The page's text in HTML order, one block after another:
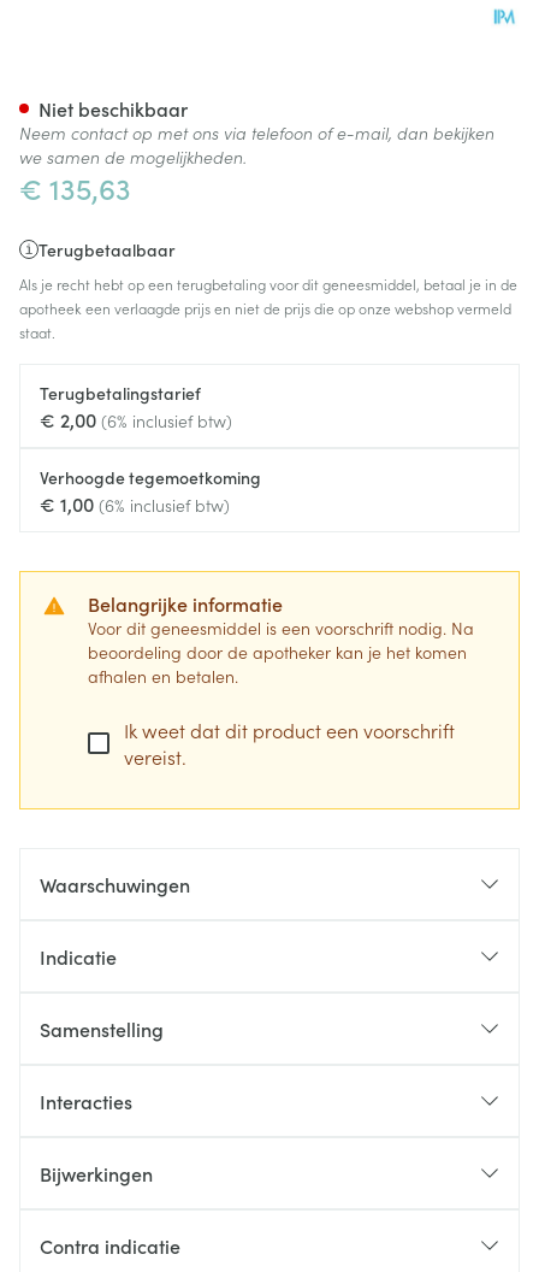
€ 135,63
Terugbetaalbaar
Als je recht hebt op een terugbetaling voor dit geneesmiddel, betaal je in de
apotheek een verlaagde prijs en niet de prijs die op onze webshop vermeld
staat.
Terugbetalingstarief
€ 2,00 (6% inclusief btw)
Verhoogde tegemoetkoming
€ 1,00 (6% inclusief btw)
Belangrijke informatie
Voor dit geneesmiddel is een voorschrift nodig. Na
beoordeling door de apotheker kan je het komen
afhalen en betalen.
Ik weet dat dit product een voorschrift
vereist.
Niet beschikbaar
Neem contact op met ons via telefoon of e-mail, dan bekijken
we samen de mogelijkheden.
Waarschuwingen
Indicatie
Samenstelling
Interacties
Bijwerkingen
Contra indicatie